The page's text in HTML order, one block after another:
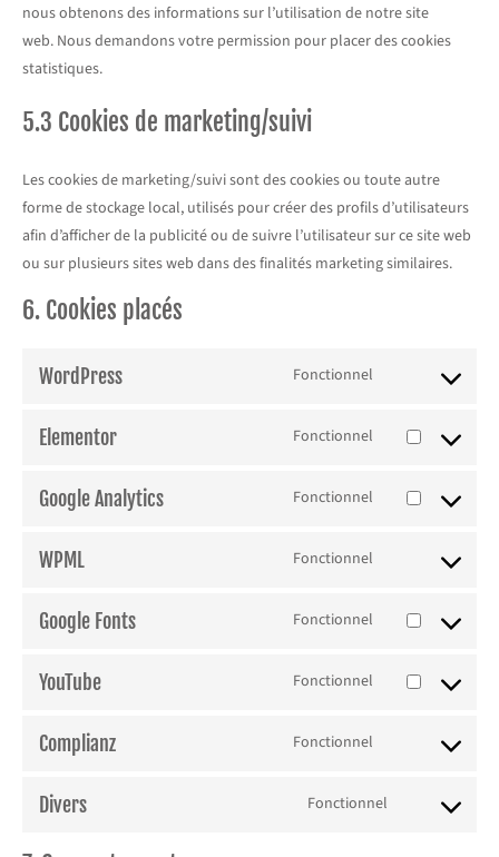
nous obtenons des informations sur l’utilisation de notre site
web. Nous demandons votre permission pour placer des cookies
statistiques.
5.3 Cookies de marketing/suivi
Les cookies de marketing/suivi sont des cookies ou toute autre
forme de stockage local, utilisés pour créer des profils d’utilisateurs
afin d’afficher de la publicité ou de suivre l’utilisateur sur ce site web
ou sur plusieurs sites web dans des finalités marketing similaires.
6. Cookies placés
WordPress Fonctionnel
Elementor Fonctionnel
Google Analytics Fonctionnel
WPML Fonctionnel
Google Fonts Fonctionnel
YouTube Fonctionnel
Complianz Fonctionnel
Divers Fonctionnel